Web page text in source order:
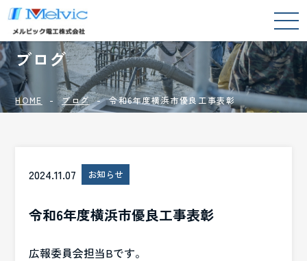
BLOG
ブログ
HOME ブログ 令和6年度横浜市優良工事表彰
2024.11.07 お知らせ
令和6年度横浜市優良工事表彰
広報委員会担当Bです。